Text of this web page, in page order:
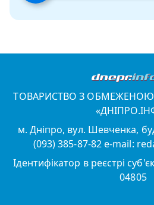
ТОВАРИСТВО З ОБМЕЖЕНОЮ
м. Дніпро, вул. Шевченка,
(093) 385-87-82 e-mail:
Ідентифікатор в реєстрі
04805